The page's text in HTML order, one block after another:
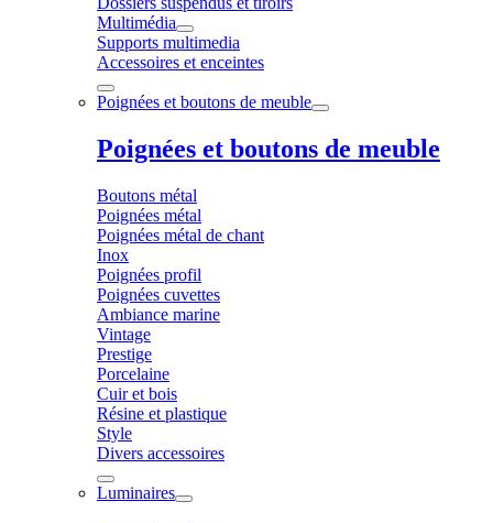
Multimédia
Supports multimedia
Accessoires et enceintes
Poignées et boutons de meuble
Poignées et boutons de meuble
Boutons métal
Poignées métal
Poignées métal de chant
Inox
Poignées profil
Poignées cuvettes
Ambiance marine
Vintage
Prestige
Porcelaine
Cuir et bois
Résine et plastique
Style
Divers accessoires
Luminaires